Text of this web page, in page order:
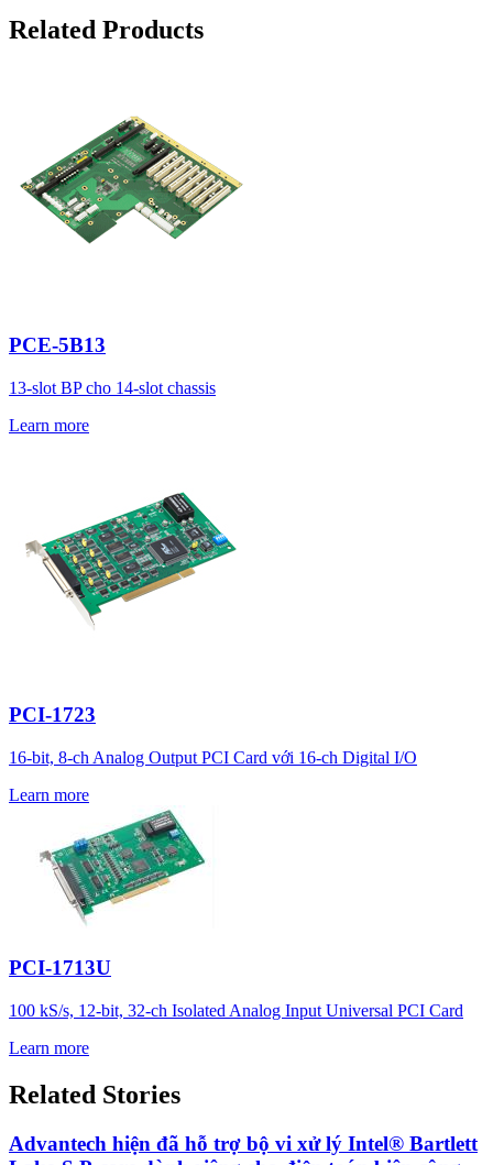
Related Products
PCE-5B13
13-slot BP cho 14-slot chassis
Learn more
PCI-1723
16-bit, 8-ch Analog Output PCI Card với 16-ch Digital I/O
Learn more
PCI-1713U
100 kS/s, 12-bit, 32-ch Isolated Analog Input Universal PCI Card
Learn more
Related Stories
Advantech hiện đã hỗ trợ bộ vi xử lý Intel® Bartlett